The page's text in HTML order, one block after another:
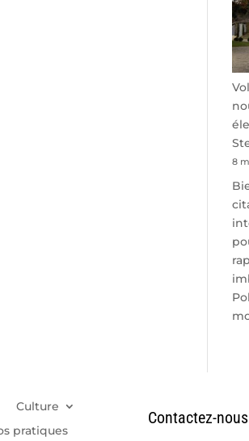
8
Culture
pratiques
Contactez-nous